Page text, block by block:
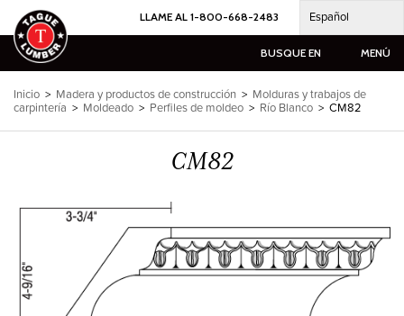
al
contenido
LLAME AL 1-800-668-2483 Español
BUSQUE EN MENÚ
Inicio > Madera y productos de construcción > Molduras y trabajos de
carpintería > Moldeado > Perfiles de moldeo > Río Blanco > CM82
CM82